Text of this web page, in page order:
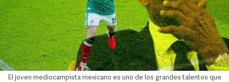
El joven mediocampista mexicano es uno de los grandes talentos que